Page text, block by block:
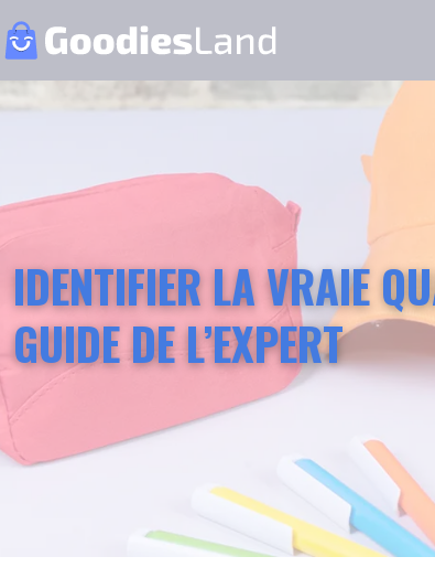
IDENTIFIER LA VRAIE
GUIDE DE L’EXPERT